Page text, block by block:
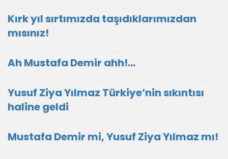
Kırk yıl sırtımızda taşıdıklarımızdan
mısınız!
Ah Mustafa Demir ahh!…
Yusuf Ziya Yılmaz Türkiye’nin sıkıntısı
haline geldi
Mustafa Demir mi, Yusuf Ziya Yılmaz mı!